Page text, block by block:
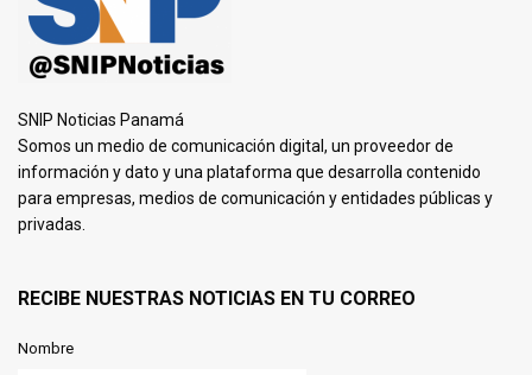
SNIP Noticias Panamá
Somos un medio de comunicación digital, un proveedor de
información y dato y una plataforma que desarrolla contenido
para empresas, medios de comunicación y entidades públicas y
privadas.
RECIBE NUESTRAS NOTICIAS EN TU CORREO
Nombre